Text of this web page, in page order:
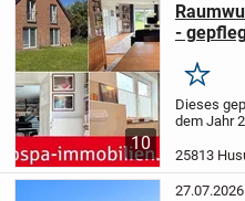
10
-
Merken
Dieses
dem Jahr
Familie.
25813
27.07.2026